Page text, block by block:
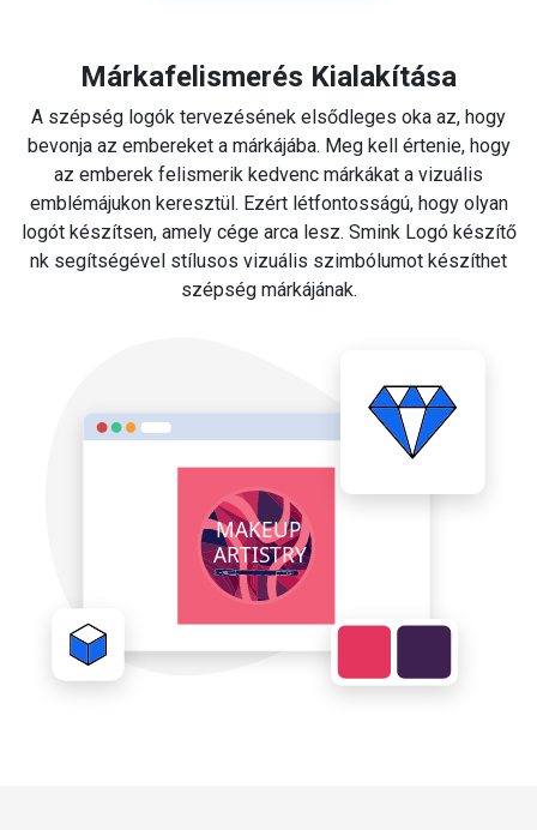
Márkafelismerés Kialakítása
A szépség logók tervezésének elsődleges oka az, hogy
bevonja az embereket a márkájába. Meg kell értenie, hogy
az emberek felismerik kedvenc márkákat a vizuális
emblémájukon keresztül. Ezért létfontosságú, hogy olyan
logót készítsen, amely cége arca lesz. Smink Logó készítő
nk segítségével stílusos vizuális szimbólumot készíthet
szépség márkájának.